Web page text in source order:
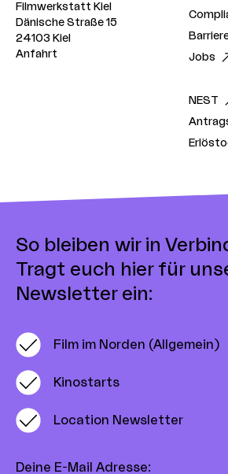
So bleiben wir in
Tragt euch hier für
Newsletter ein:
Film im Norden (Allgemein)
Kinostarts
Location Newsletter
Deine E-Mail Adresse:
Filmwerkstatt Kiel
Dänische Straße 15
24103 Kiel
Anfahrt
Jobs
NEST